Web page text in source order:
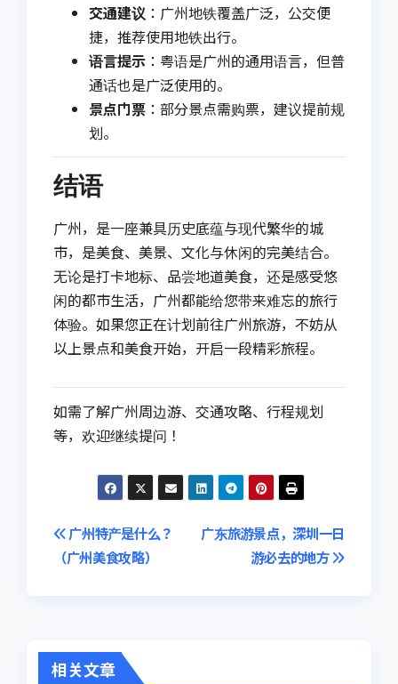
交通建议 ：广州地铁覆盖广泛，公交便
捷，推荐使用地铁出行。
语言提示 ：粤语是广州的通用语言，但普
通话也是广泛使用的。
景点门票 ：部分景点需购票，建议提前规
划。
结语
广州，是一座兼具历史底蕴与现代繁华的城
市，是美食、美景、文化与休闲的完美结合。
无论是打卡地标、品尝地道美食，还是感受悠
闲的都市生活，广州都能给您带来难忘的旅行
体验。如果您正在计划前往广州旅游，不妨从
以上景点和美食开始，开启一段精彩旅程。
如需了解广州周边游、交通攻略、行程规划
等，欢迎继续提问！
文
章
航
广东旅游景点，深圳一日
游必去的地方
广州特产是什么？
（广州美食攻略）
相关文章